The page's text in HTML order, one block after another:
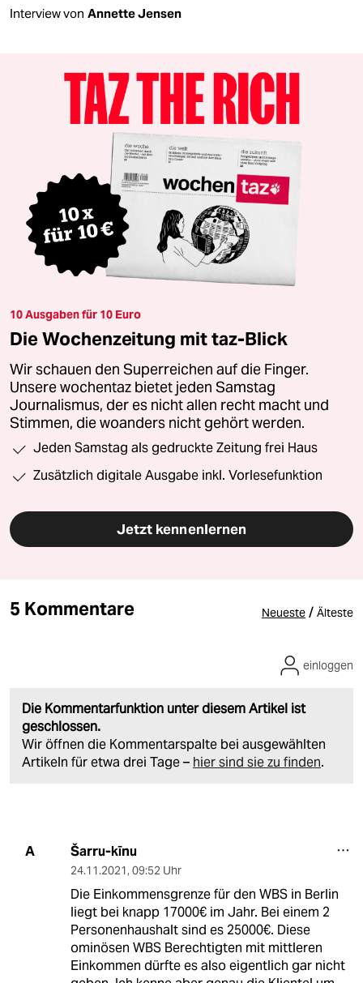
Interview von Annette Jensen
10 Ausgaben für 10 Euro
Die Wochenzeitung mit taz-Blick
Wir schauen den Superreichen auf die Finger.
Unsere wochentaz bietet jeden Samstag
Journalismus, der es nicht allen recht macht und
Stimmen, die woanders nicht gehört werden.
Jeden Samstag als gedruckte Zeitung frei Haus
Zusätzlich digitale Ausgabe inkl. Vorlesefunktion
Jetzt kennenlernen
5 Kommentare Neueste / Älteste
Die Kommentarfunktion unter diesem Artikel ist
geschlossen.
Wir öffnen die Kommentarspalte bei ausgewählten
Artikeln für etwa drei Tage – hier sind sie zu finden.
einloggen
A Šarru-kīnu
24.11.2021, 09:52 Uhr
Die Einkommensgrenze für den WBS in Berlin
liegt bei knapp 17000€ im Jahr. Bei einem 2
Personenhaushalt sind es 25000€. Diese
ominösen WBS Berechtigten mit mittleren
Einkommen dürfte es also eigentlich gar nicht